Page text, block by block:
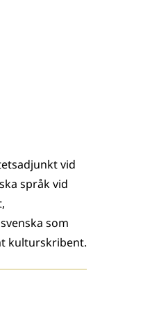
vid
språk vid
som
kulturskribent.